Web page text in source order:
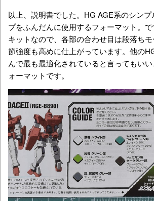
以上、説明書でした。HG AGE系のシン
プをふんだんに使用するフォーマット。
キットなので、各部の合わせ目は段落ち
節強度も高めに仕上がっています。他の
んで最も最適化されていると言ってもい
ォーマットです。